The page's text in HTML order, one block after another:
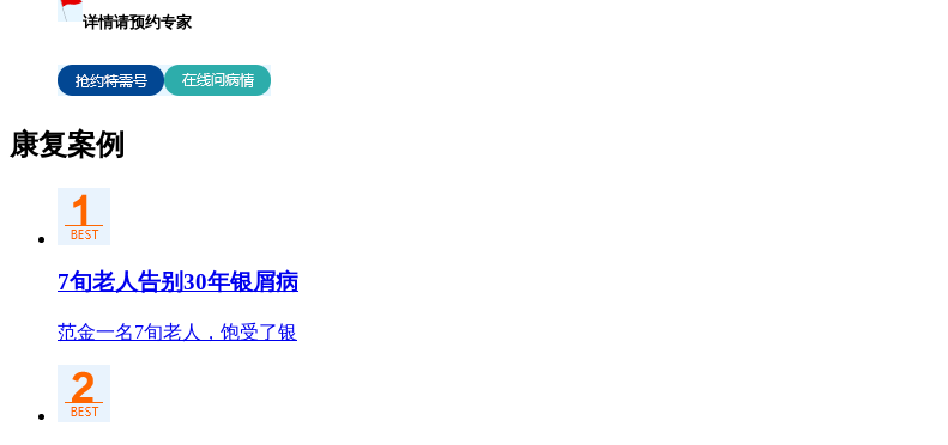
详情请预约专家
康复案例
7旬老人告别30年银屑病
范金一名7旬老人，饱受了银